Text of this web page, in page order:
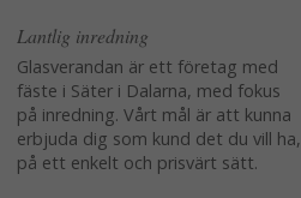
Lantlig inredning
Glasverandan är ett företag med
fäste i Säter i Dalarna, med fokus
på inredning. Vårt mål är att kunna
erbjuda dig som kund det du vill ha,
på ett enkelt och prisvärt sätt.